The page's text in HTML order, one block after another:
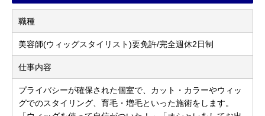
職種
美容師(ウィッグスタイリスト)要免許/完全週休2日制
仕事内容
プライバシーが確保された個室で、カット・カラーやウィッ
グでのスタイリング、育毛・増毛といった施術をします。